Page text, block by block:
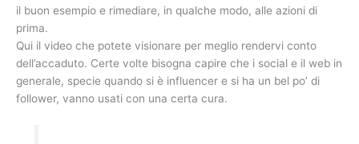
il buon esempio e rimediare, in qualche modo, alle azioni di
prima.
Qui il video che potete visionare per meglio rendervi conto
dell’accaduto. Certe volte bisogna capire che i social e il web in
generale, specie quando si è influencer e si ha un bel po’ di
follower, vanno usati con una certa cura.